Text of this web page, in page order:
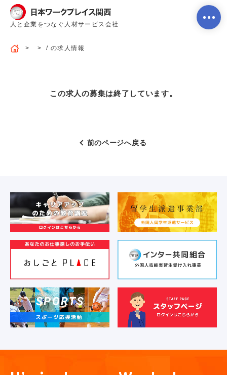
人と企業をつなぐ人材サービス会社
ホーム
会社案内
求人を探す お問い合わせ
お気軽にご相談ください
/ の求人情報
この求人の募集は終了しています。
前のページへ戻る